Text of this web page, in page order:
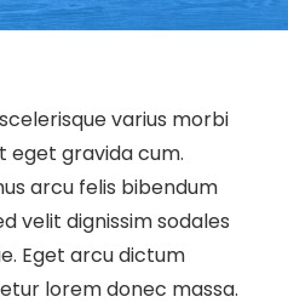
varius morbi
eget gravida cum.
arcu felis bibendum
velit dignissim sodales
Eget arcu dictum
lorem donec massa.